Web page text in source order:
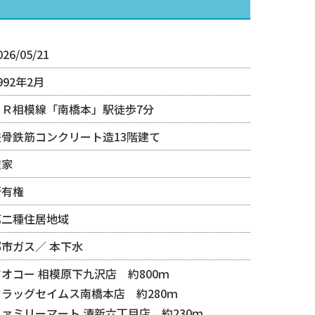
05/21
年2月
相模線「南橋本」駅徒歩7分
鉄筋コンクリート造13階建て
権
種住居地域
ガス
本下水
コー 相模原下九沢店 約800ｍ
ッグセイムス南橋本店 約280ｍ